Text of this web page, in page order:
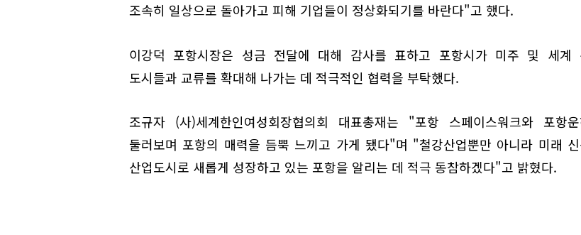
조속히 일상으로 돌아가고 피해 기업들이 정상화되기를 바란다"고 했다.
이강덕 포항시장은 성금 전달에 대해 감사를 표하고 포항시가 미주 및 세계
도시들과 교류를 확대해 나가는 데 적극적인 협력을 부탁했다.
조규자 (사)세계한인여성회장협의회 대표총재는 "포항 스페이스워크와 포항운
둘러보며 포항의 매력을 듬뿍 느끼고 가게 됐다"며 "철강산업뿐만 아니라 미래
산업도시로 새롭게 성장하고 있는 포항을 알리는 데 적극 동참하겠다"고 밝혔다.